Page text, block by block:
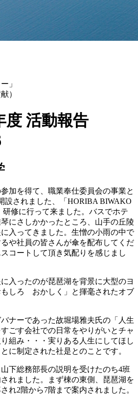
」
）
度 活動報告
加を得て、職業奉仕委員会の事業と
設されました、「HORIBA BIWAKO
修に行って来ました。バスでホテ
にさしかかったところ、山手の丘陵
入ってきました。生憎の小雨の中で
や社員の皆さんが傘を配布してくだ
コートして頂き気配りを感じまし
入ったのが琵琶湖を背景に大型のヨ
もしろ おかしく」と揮毫されたオブ
ナーであった故堀場雅夫氏の「人生
ごす会社での日常をやりがいとチャ
組み・・・実りある人生にしてほし
に制定された社是とのことです。
下総務部長の説明を受けたのち4班
れました。まず棟の東側、琵琶湖を
れ2階から7階まで案内されました。